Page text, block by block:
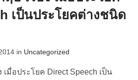
เป็นประโยคต่างชนิด
in Uncategorized
เมื่อประโยค Direct Speech เป็น